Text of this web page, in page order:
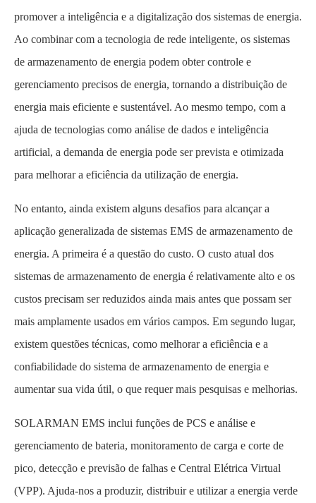
promover a inteligência e a digitalização dos sistemas de energia.
Ao combinar com a tecnologia de rede inteligente, os sistemas
de armazenamento de energia podem obter controle e
gerenciamento precisos de energia, tornando a distribuição de
energia mais eficiente e sustentável. Ao mesmo tempo, com a
ajuda de tecnologias como análise de dados e inteligência
artificial, a demanda de energia pode ser prevista e otimizada
para melhorar a eficiência da utilização de energia.
No entanto, ainda existem alguns desafios para alcançar a
aplicação generalizada de sistemas EMS de armazenamento de
energia. A primeira é a questão do custo. O custo atual dos
sistemas de armazenamento de energia é relativamente alto e os
custos precisam ser reduzidos ainda mais antes que possam ser
mais amplamente usados em vários campos. Em segundo lugar,
existem questões técnicas, como melhorar a eficiência e a
confiabilidade do sistema de armazenamento de energia e
aumentar sua vida útil, o que requer mais pesquisas e melhorias.
SOLARMAN EMS inclui funções de PCS e análise e
gerenciamento de bateria, monitoramento de carga e corte de
pico, detecção e previsão de falhas e Central Elétrica Virtual
(VPP). Ajuda-nos a produzir, distribuir e utilizar a energia verde